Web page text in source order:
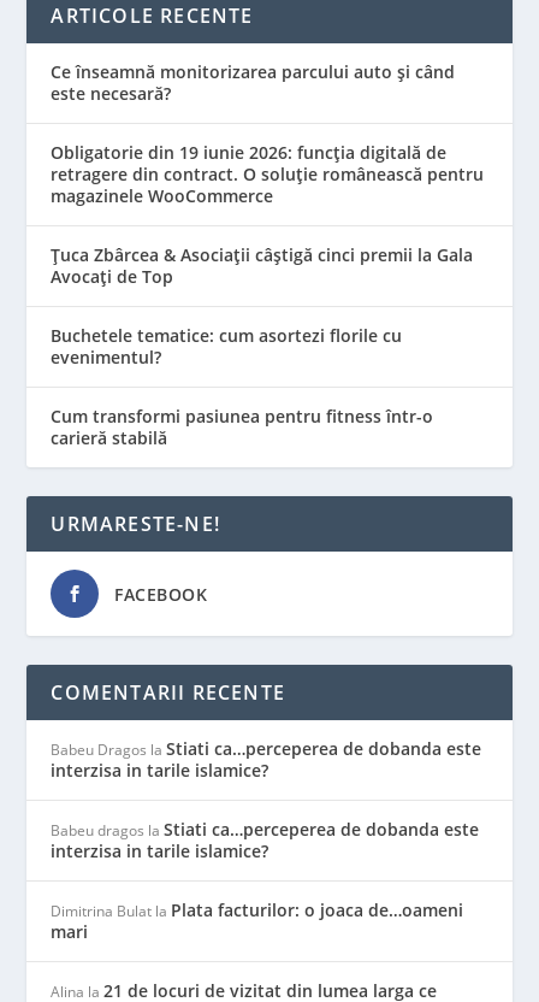
ARTICOLE RECENTE
Ce înseamnă monitorizarea parcului auto și când
este necesară?
Obligatorie din 19 iunie 2026: funcția digitală de
retragere din contract. O soluție românească pentru
magazinele WooCommerce
Țuca Zbârcea & Asociații câștigă cinci premii la Gala
Avocați de Top
Buchetele tematice: cum asortezi florile cu
evenimentul?
Cum transformi pasiunea pentru fitness într-o
carieră stabilă
URMARESTE-NE!
FACEBOOK
COMENTARII RECENTE
Babeu Dragos laStiati ca…perceperea de dobanda este
interzisa in tarile islamice?
Babeu dragos laStiati ca…perceperea de dobanda este
interzisa in tarile islamice?
Dimitrina Bulat la Plata facturilor: o joaca de…oameni
mari
Alina la21 de locuri de vizitat din lumea larga ce